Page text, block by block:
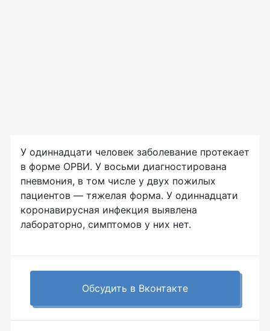
У одиннадцати человек заболевание протекает
в форме ОРВИ. У восьми диагностирована
пневмония, в том числе у двух пожилых
пациентов — тяжелая форма. У одиннадцати
коронавирусная инфекция выявлена
лабораторно, симптомов у них нет.
Обсудить в Вконтакте